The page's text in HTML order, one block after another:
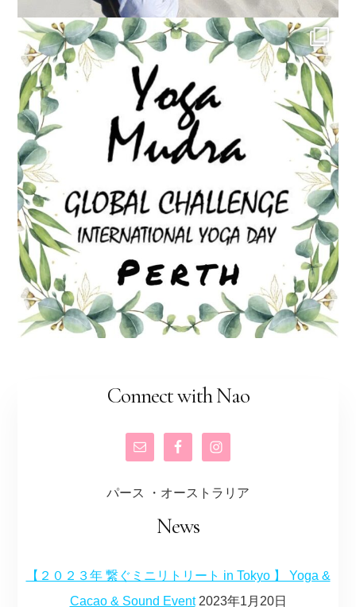
Connect with Nao
パース ・オーストラリア
News
【２０２３年 繋ぐミニリトリート in Tokyo 】 Yoga &
Cacao & Sound Event 2023年1月20日